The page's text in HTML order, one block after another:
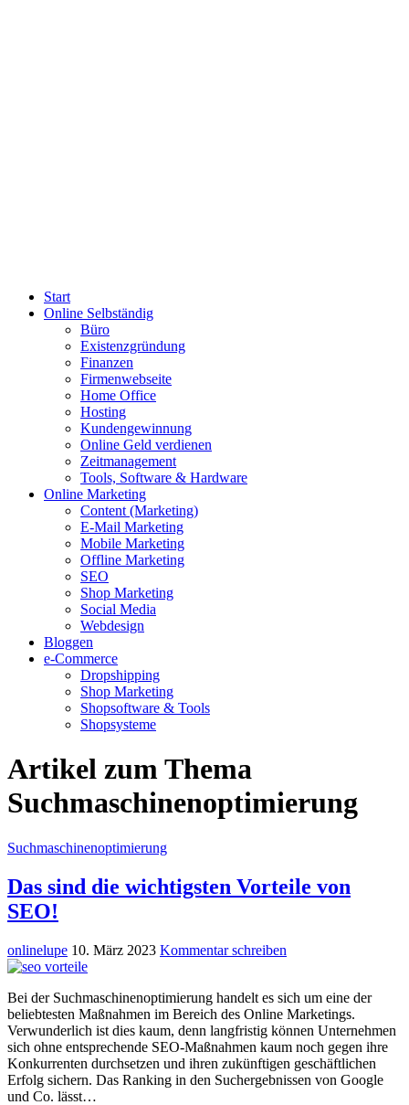
Start
Online Selbständig
Büro
Existenzgründung
Finanzen
Firmenwebseite
Home Office
Hosting
Kundengewinnung
Online Geld verdienen
Zeitmanagement
Tools, Software & Hardware
Online Marketing
Content (Marketing)
E-Mail Marketing
Mobile Marketing
Offline Marketing
SEO
Shop Marketing
Social Media
Webdesign
Bloggen
e-Commerce
Dropshipping
Shop Marketing
Shopsoftware & Tools
Shopsysteme
Artikel zum Thema
Suchmaschinenoptimierung
Suchmaschinenoptimierung
Das sind die wichtigsten Vorteile von
SEO!
onlinelupe 10. März 2023 Kommentar schreiben
Bei der Suchmaschinenoptimierung handelt es sich um eine der
beliebtesten Maßnahmen im Bereich des Online Marketings.
Verwunderlich ist dies kaum, denn langfristig können Unternehmen
sich ohne entsprechende SEO-Maßnahmen kaum noch gegen ihre
Konkurrenten durchsetzen und ihren zukünftigen geschäftlichen
Erfolg sichern. Das Ranking in den Suchergebnissen von Google
und Co. lässt…